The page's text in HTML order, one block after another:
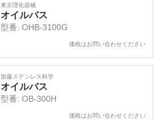
東京理化器械
オイルバス
型番: OHB-3100G
価格はお問い合わせください
加藤ステンレス科学
オイルバス
型番: OB-300H
価格はお問い合わせください